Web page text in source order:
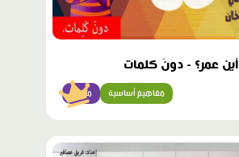
أين عمر؟ - دونَ كلمات
مبتدئ مفاهيم أساسية